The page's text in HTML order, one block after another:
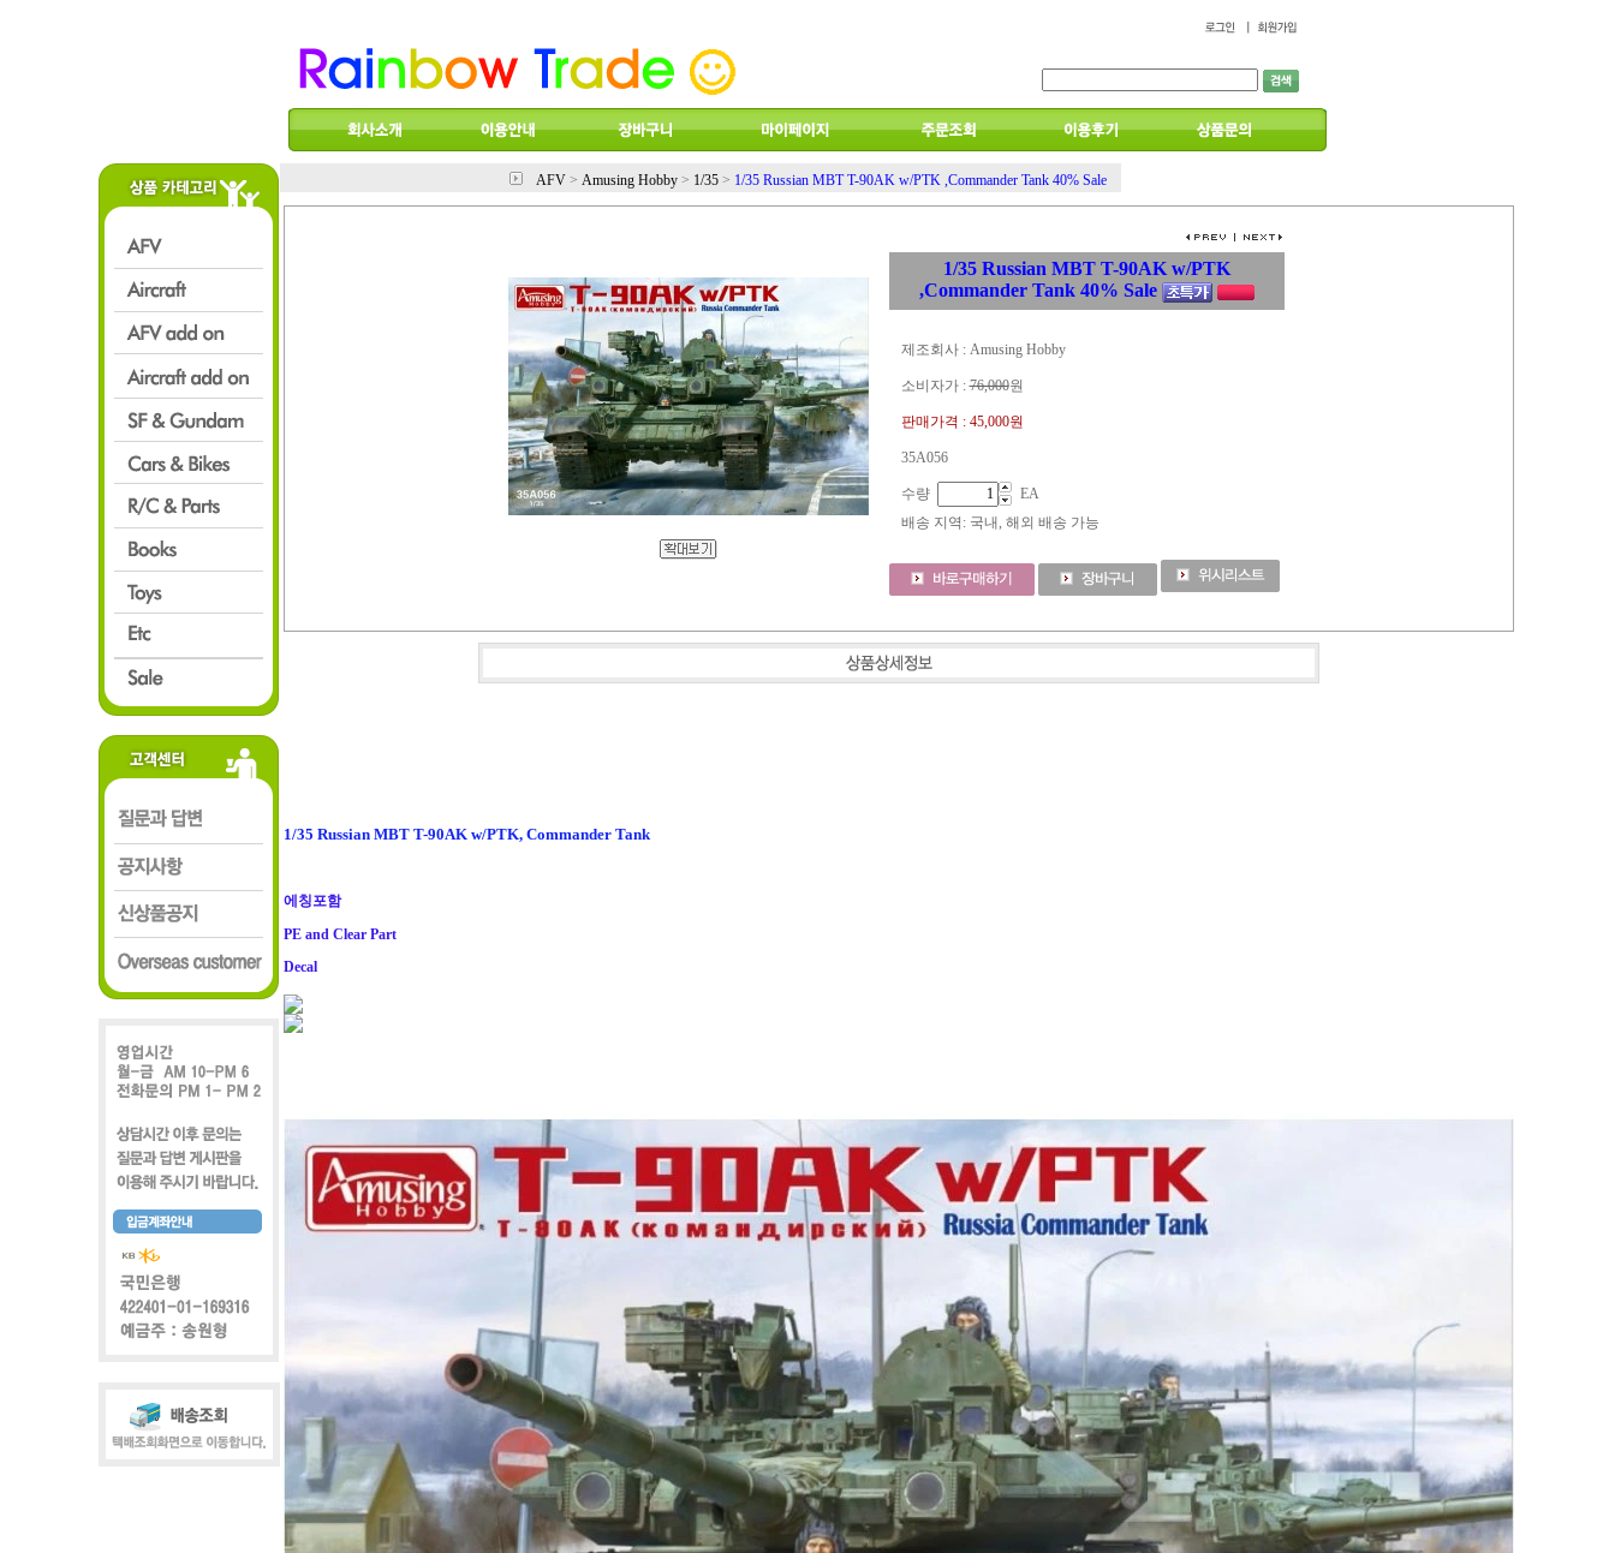
AFV > Amusing Hobby > 1/35 > 1/35 Russian MBT T-90AK w/PTK ,Commander Tank 40% Sale
1/35 Russian MBT T-90AK w/PTK
,Commander Tank 40% Sale
제조회사 : Amusing Hobby
소비자가 :76,000원
판매가격 : 45,000원
35A056
수량
EA
배송 지역 : 국내, 해외 배송 가능
1/35 Russian MBT T-90AK w/PTK, Commander Tank
에칭포함
PE and Clear Part
Decal